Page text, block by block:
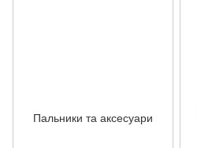
Пальники та аксесуари